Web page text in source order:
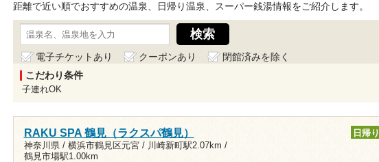
距離で近い順でおすすめの温泉、日帰り温泉、スーパー銭湯情報をご紹介します。
電子チケットあり クーポンあり
閉館済みを除く
こだわり条件
子連れOK
RAKU SPA 鶴見（ラクスパ鶴見）
神奈川県 / 横浜市鶴見区元宮 / 川崎新町駅2.07km /
鶴見市場駅1.00km
日帰り